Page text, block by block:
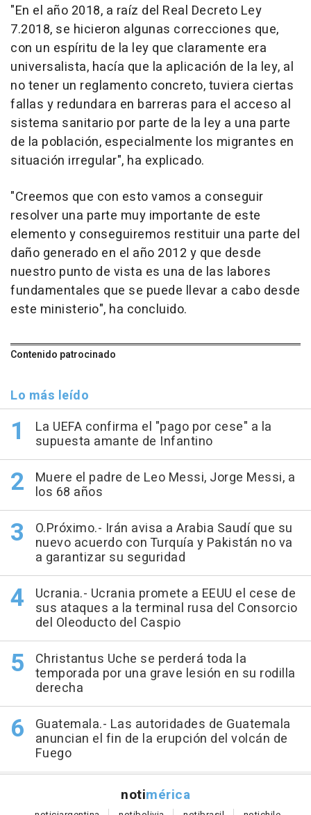
"En el año 2018, a raíz del Real Decreto Ley
7.2018, se hicieron algunas correcciones que,
con un espíritu de la ley que claramente era
universalista, hacía que la aplicación de la ley, al
no tener un reglamento concreto, tuviera ciertas
fallas y redundara en barreras para el acceso al
sistema sanitario por parte de la ley a una parte
de la población, especialmente los migrantes en
situación irregular", ha explicado.
"Creemos que con esto vamos a conseguir
resolver una parte muy importante de este
elemento y conseguiremos restituir una parte del
daño generado en el año 2012 y que desde
nuestro punto de vista es una de las labores
fundamentales que se puede llevar a cabo desde
este ministerio", ha concluido.
Contenido patrocinado
Lo más leído
La UEFA confirma el "pago por cese" a la
supuesta amante de Infantino
Muere el padre de Leo Messi, Jorge Messi, a
los 68 años
O.Próximo.- Irán avisa a Arabia Saudí que su
nuevo acuerdo con Turquía y Pakistán no va
a garantizar su seguridad
Ucrania.- Ucrania promete a EEUU el cese de
sus ataques a la terminal rusa del Consorcio
del Oleoducto del Caspio
Christantus Uche se perderá toda la
temporada por una grave lesión en su rodilla
derecha
Guatemala.- Las autoridades de Guatemala
anuncian el fin de la erupción del volcán de
Fuego
notimérica